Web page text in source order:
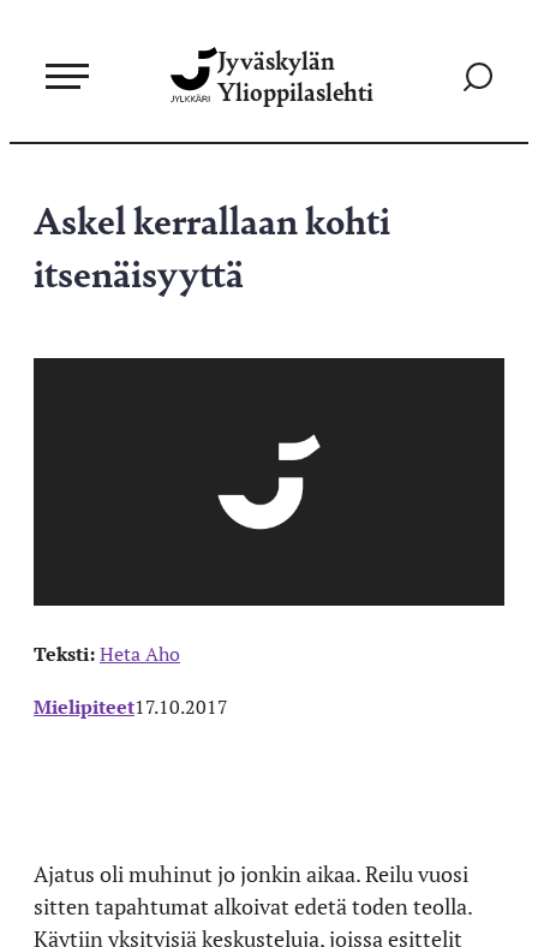
sisältöön
Jyväskylän
Ylioppilaslehti
Siirry
Askel kerrallaan kohti
itsenäisyyttä
Teksti:Heta Aho
Mielipiteet17.10.2017
Ajatus oli muhinut jo jonkin aikaa. Reilu vuosi
sitten tapahtumat alkoivat edetä toden teolla.
Käytiin yksityisiä keskusteluja, joissa esittelit